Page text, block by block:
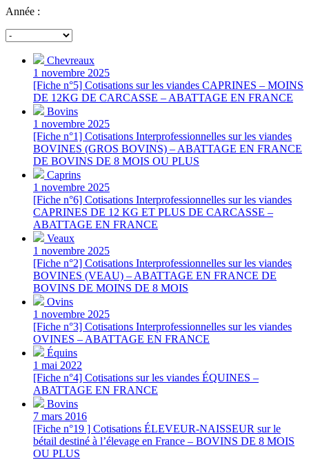
Année :
Chevreaux
1 novembre 2025
[Fiche n°5] Cotisations sur les viandes CAPRINES – MOINS
DE 12KG DE CARCASSE – ABATTAGE EN FRANCE
Bovins
1 novembre 2025
[Fiche n°1] Cotisations Interprofessionnelles sur les viandes
BOVINES (GROS BOVINS) – ABATTAGE EN FRANCE
DE BOVINS DE 8 MOIS OU PLUS
Caprins
1 novembre 2025
[Fiche n°6] Cotisations Interprofessionnelles sur les viandes
CAPRINES DE 12 KG ET PLUS DE CARCASSE –
ABATTAGE EN FRANCE
Veaux
1 novembre 2025
[Fiche n°2] Cotisations Interprofessionnelles sur les viandes
BOVINES (VEAU) – ABATTAGE EN FRANCE DE
BOVINS DE MOINS DE 8 MOIS
Ovins
1 novembre 2025
[Fiche n°3] Cotisations Interprofessionnelles sur les viandes
OVINES – ABATTAGE EN FRANCE
Équins
1 mai 2022
[Fiche n°4] Cotisations sur les viandes ÉQUINES –
ABATTAGE EN FRANCE
Bovins
7 mars 2016
[Fiche n°19 ] Cotisations ÉLEVEUR-NAISSEUR sur le
bétail destiné à l’élevage en France – BOVINS DE 8 MOIS
OU PLUS